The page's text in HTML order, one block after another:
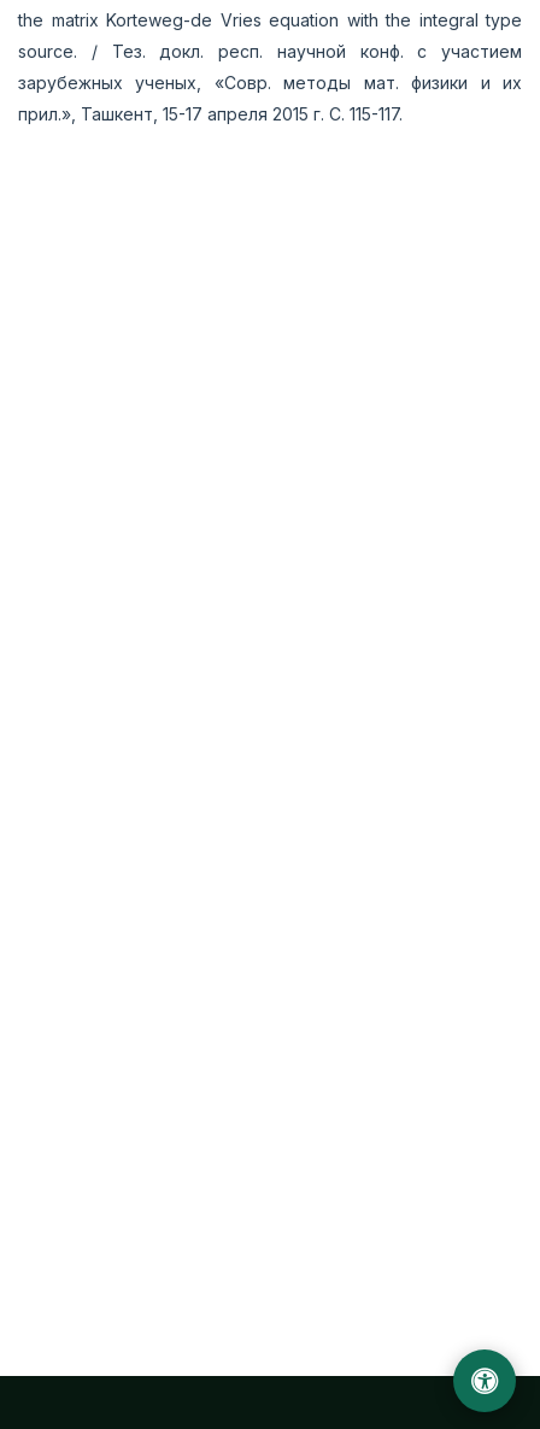
the matrix Korteweg-de Vries equation with the integral type
source. / Тез. докл. респ. научной конф. с участием
зарубежных ученых, «Совр. методы мат. физики и их
прил.», Ташкент, 15-17 апреля 2015 г. С. 115-117.